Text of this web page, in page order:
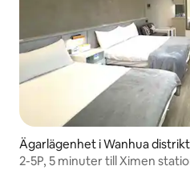
Ägarlägenhet i Wanhua distrikt
2-5P, 5 minuter till Ximen